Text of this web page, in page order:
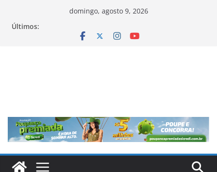
domingo, agosto 9, 2026
Últimos: